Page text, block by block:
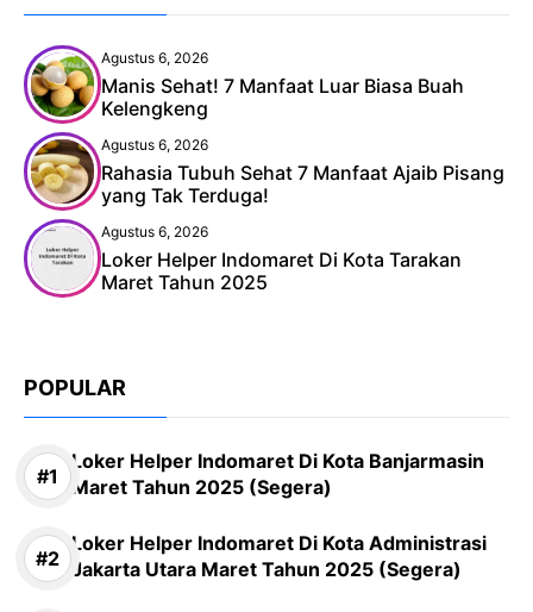
Agustus 6, 2026
Manis Sehat! 7 Manfaat Luar Biasa Buah
Kelengkeng
Agustus 6, 2026
Rahasia Tubuh Sehat 7 Manfaat Ajaib Pisang
yang Tak Terduga!
Agustus 6, 2026
Loker Helper Indomaret Di Kota Tarakan
Maret Tahun 2025
POPULAR
Loker Helper Indomaret Di Kota Banjarmasin
Maret Tahun 2025 (Segera)
Loker Helper Indomaret Di Kota Administrasi
Jakarta Utara Maret Tahun 2025 (Segera)